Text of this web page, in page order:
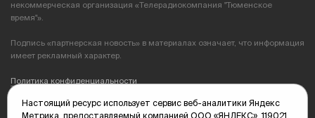
некоммерческая организация «Телерадиокомпания "Тюменское
время"».
Подпись «партнерская новость» в материалах означает, что информация
имеет рекламный характер.
Политика конфиденциальности
Редакция: 625035, Тюмень, пр. Геологоразведчиков, 28А
Настоящий ресурс использует сервис веб-аналитики Яндекс
Метрика, предоставляемый компанией ООО «ЯНДЕКС», 119021,